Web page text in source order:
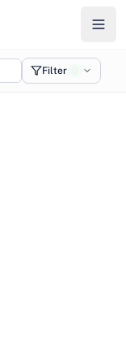
Filter
©OpenStreetMap©CARTO